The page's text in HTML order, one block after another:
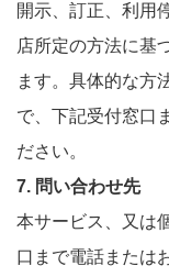
開示、訂正、利用
店所定の方法に基
ます。具体的な方
で、下記受付窓口
ださい。
7. 問い合わせ先
本サービス、又は
口まで電話または